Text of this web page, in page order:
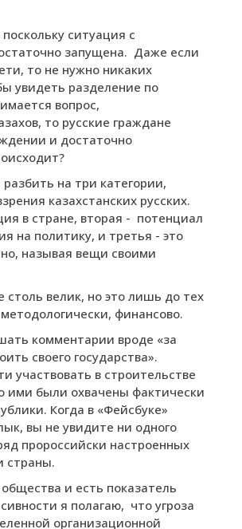
ситуация с
запущена. Даже если
то не нужно никаких
увидеть разделение по
вопрос,
то русские граждане
и достаточно
на три категории,
казахстанских русских.
в стране, вторая - потенциал
на политику, и третья - это
называя вещи своими
столь велик, но это лишь до тех
финансово.
комментарии вроде «за
своего государства».
участвовать в строительстве
ими были охвачены фактически
Когда в «Фейсбуке»
вы не увидите ни одного
пророссийски настроенных
страны.
и есть показатель
я полагаю, что угроза
организационной